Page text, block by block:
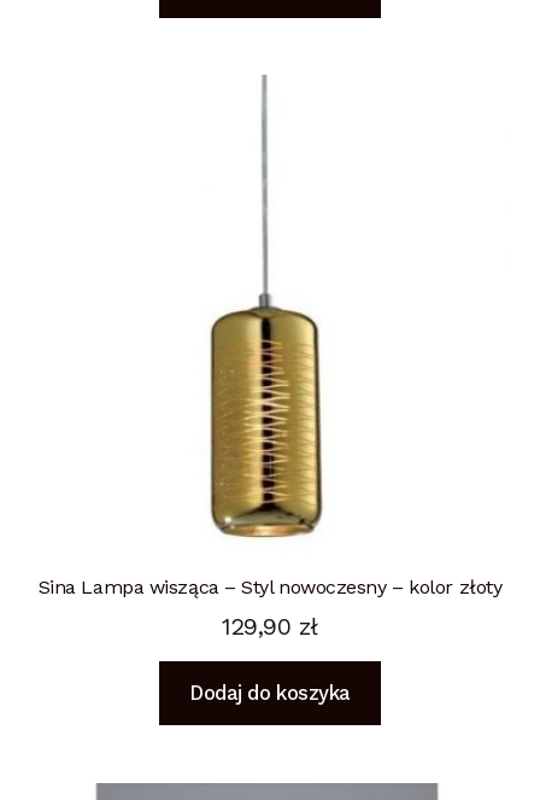
Sina Lampa wisząca – Styl nowoczesny – kolor złoty
129,90 zł
Dodaj do koszyka